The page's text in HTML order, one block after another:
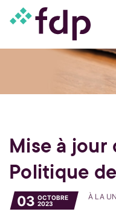
Mise à jour
Politique
03 OCTOBRE
2023
À LA